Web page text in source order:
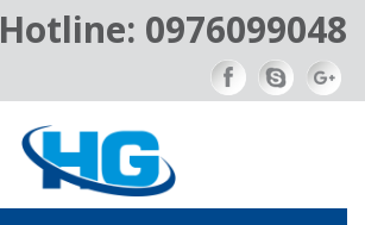
Hotline: 0976099048